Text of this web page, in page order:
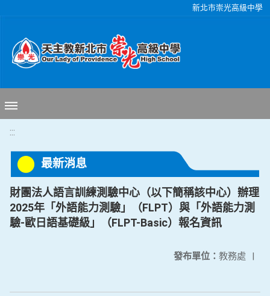
新北市崇光高級中學
:::
最新消息
財團法人語言訓練測驗中心（以下簡稱該中心）辦理
2025年「外語能力測驗」（FLPT）與「外語能力測
驗-歐日語基礎級」（FLPT-Basic）報名資訊
發布單位： 教務處 |